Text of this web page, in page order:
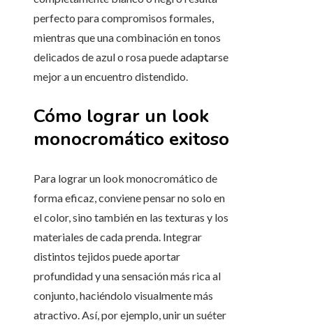
perfecto para compromisos formales,
mientras que una combinación en tonos
delicados de azul o rosa puede adaptarse
mejor a un encuentro distendido.
Cómo lograr un look
monocromático exitoso
Para lograr un look monocromático de
forma eficaz, conviene pensar no solo en
el color, sino también en las texturas y los
materiales de cada prenda. Integrar
distintos tejidos puede aportar
profundidad y una sensación más rica al
conjunto, haciéndolo visualmente más
atractivo. Así, por ejemplo, unir un suéter